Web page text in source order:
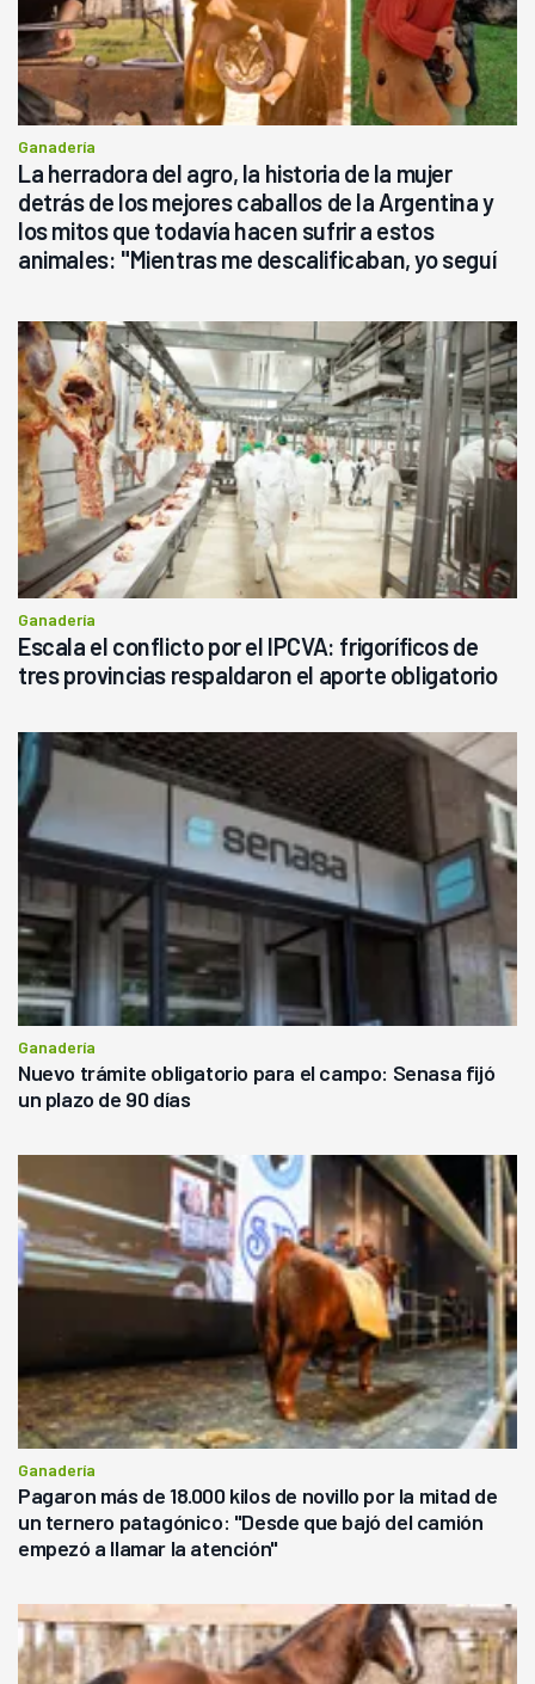
Ganadería
La herradora del agro, la historia de la mujer
detrás de los mejores caballos de la Argentina y
los mitos que todavía hacen sufrir a estos
animales: "Mientras me descalificaban, yo seguí
Ganadería
Escala el conflicto por el IPCVA: frigoríficos de
tres provincias respaldaron el aporte obligatorio
Ganadería
Nuevo trámite obligatorio para el campo: Senasa fijó
un plazo de 90 días
Ganadería
Pagaron más de 18.000 kilos de novillo por la mitad de
un ternero patagónico: "Desde que bajó del camión
empezó a llamar la atención"